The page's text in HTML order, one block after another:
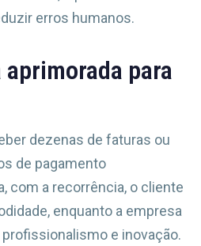
erros humanos.
para
dezenas de faturas ou
de pagamento
com a recorrência, o cliente
enquanto a empresa
e inovação.